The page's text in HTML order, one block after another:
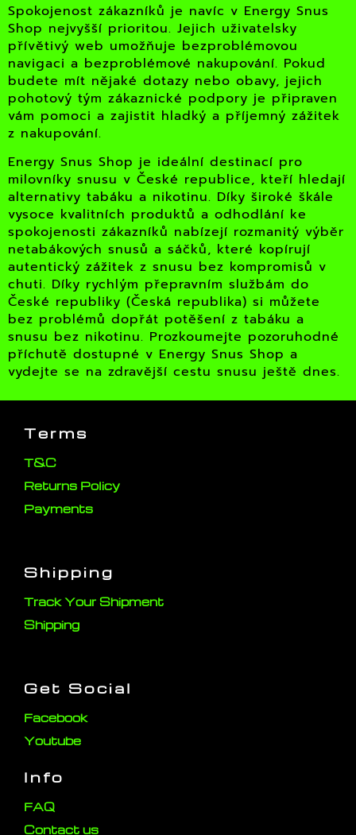
Spokojenost zákazníků je navíc v Energy Snus
Shop nejvyšší prioritou. Jejich uživatelsky
přívětivý web umožňuje bezproblémovou
navigaci a bezproblémové nakupování. Pokud
budete mít nějaké dotazy nebo obavy, jejich
pohotový tým zákaznické podpory je připraven
vám pomoci a zajistit hladký a příjemný zážitek
z nakupování.
Energy Snus Shop je ideální destinací pro
milovníky snusu v České republice, kteří hledají
alternativy tabáku a nikotinu. Díky široké škále
vysoce kvalitních produktů a odhodlání ke
spokojenosti zákazníků nabízejí rozmanitý výběr
netabákových snusů a sáčků, které kopírují
autentický zážitek z snusu bez kompromisů v
chuti. Díky rychlým přepravním službám do
České republiky (Česká republika) si můžete
bez problémů dopřát potěšení z tabáku a
snusu bez nikotinu. Prozkoumejte pozoruhodné
příchutě dostupné v Energy Snus Shop a
vydejte se na zdravější cestu snusu ještě dnes.
Terms
T&C
Returns Policy
Payments
Shipping
Track Your Shipment
Shipping
Get Social
Facebook
Youtube
Info
FAQ
Contact us